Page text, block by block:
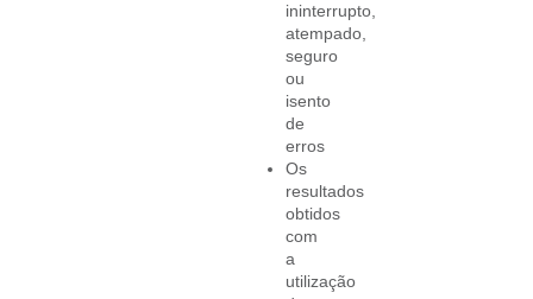
ininterrupto,
atempado,
seguro
ou
isento
de
erros
Os
resultados
obtidos
com
a
utilização